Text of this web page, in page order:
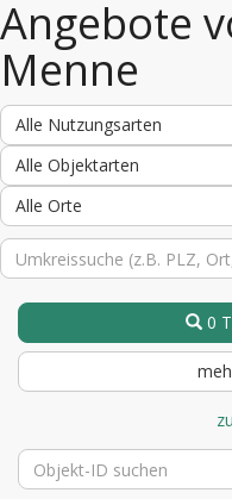
Angebote
Menne
Alle Nutzungsarten
Alle Objektarten
Alle Orte
0